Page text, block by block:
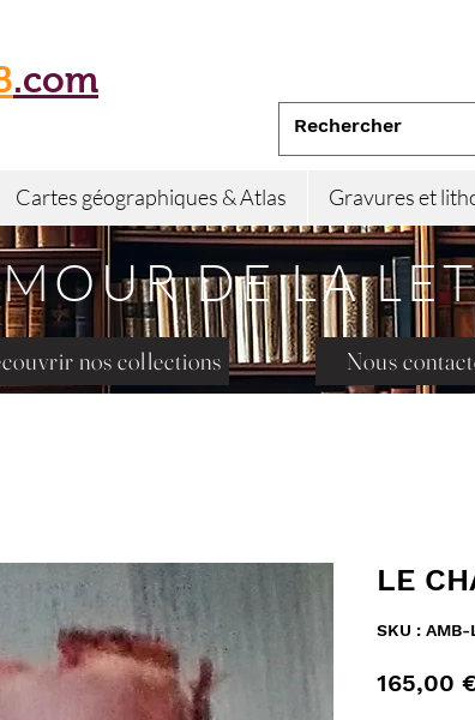
.com
Cartes géographiques & Atlas Gravures et
DE LA
nos collections Nous
LE
SKU :
165,00